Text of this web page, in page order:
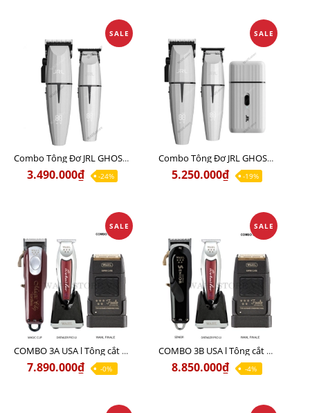
SALE
Combo Tông Đơ JRL GHOST 1 Limited Edition Chính Hãng USA
3.490.000₫ -24%
SALE
Combo Tông Đơ JRL GHOST 2 Limited Edition Chính Hãng USA
5.250.000₫ -19%
SALE
COMBO 3A USA l Tông cắt MAGIC + Tông viền DETAILER PRO LI + Cạo khô FINALE
7.890.000₫ -0%
SALE
COMBO 3B USA l Tông cắt SENIOR + Tông viền DETAILER PRO LI + Cạo khô FINALE
8.850.000₫ -4%